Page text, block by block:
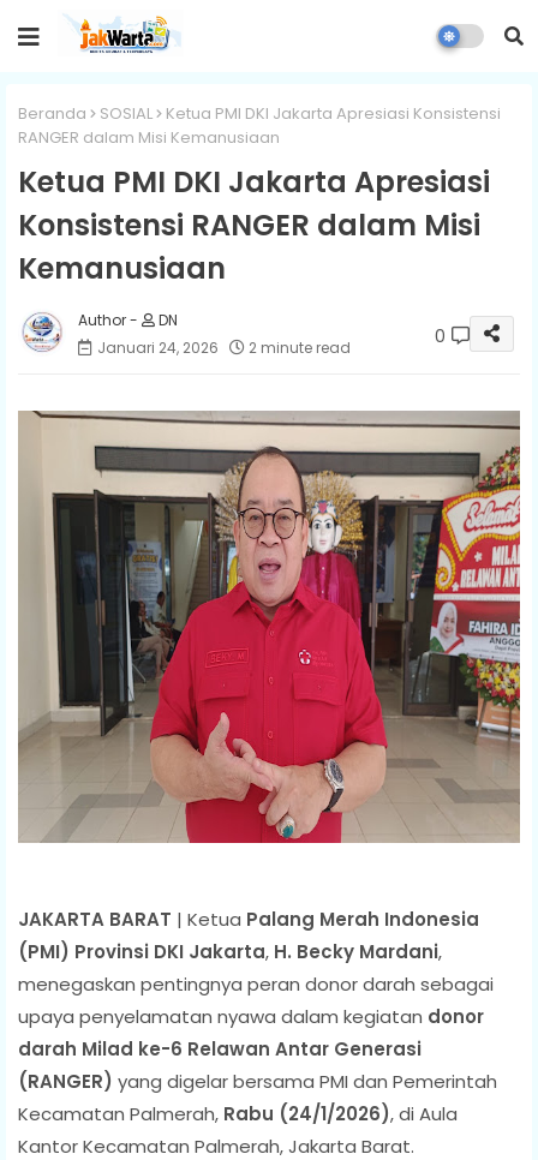
Beranda SOSIAL
Ketua PMI DKI Jakarta Apresiasi Konsistensi
RANGER dalam Misi Kemanusiaan
Ketua PMI DKI Jakarta Apresiasi
Konsistensi RANGER dalam Misi
Kemanusiaan
DN
Januari 24, 2026
2 minute read 0
JAKARTA BARAT | Ketua Palang Merah Indonesia
(PMI) Provinsi DKI Jakarta, H. Becky Mardani,
menegaskan pentingnya peran donor darah sebagai
upaya penyelamatan nyawa dalam kegiatan donor
darah Milad ke-6 Relawan Antar Generasi
(RANGER) yang digelar bersama PMI dan Pemerintah
Kecamatan Palmerah, Rabu (24/1/2026), di Aula
Kantor Kecamatan Palmerah, Jakarta Barat.